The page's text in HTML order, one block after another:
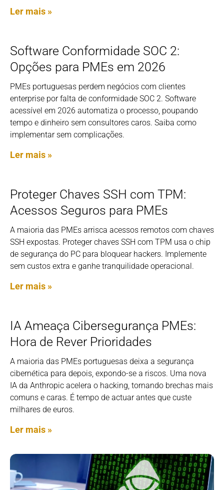
Ler mais »
Software Conformidade SOC 2:
Opções para PMEs em 2026
PMEs portuguesas perdem negócios com clientes
enterprise por falta de conformidade SOC 2. Software
acessível em 2026 automatiza o processo, poupando
tempo e dinheiro sem consultores caros. Saiba como
implementar sem complicações.
Ler mais »
Proteger Chaves SSH com TPM:
Acessos Seguros para PMEs
A maioria das PMEs arrisca acessos remotos com chaves
SSH expostas. Proteger chaves SSH com TPM usa o chip
de segurança do PC para bloquear hackers. Implemente
sem custos extra e ganhe tranquilidade operacional.
Ler mais »
IA Ameaça Cibersegurança PMEs:
Hora de Rever Prioridades
A maioria das PMEs portuguesas deixa a segurança
cibernética para depois, expondo-se a riscos. Uma nova
IA da Anthropic acelera o hacking, tornando brechas mais
comuns e caras. É tempo de actuar antes que custe
milhares de euros.
Ler mais »